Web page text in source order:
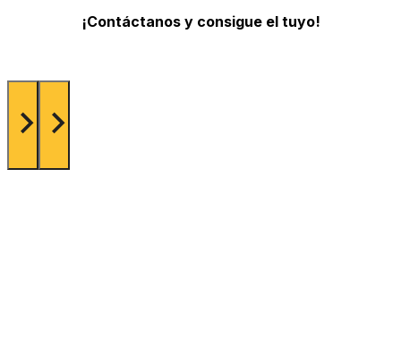
¡Contáctanos y consigue el tuyo!